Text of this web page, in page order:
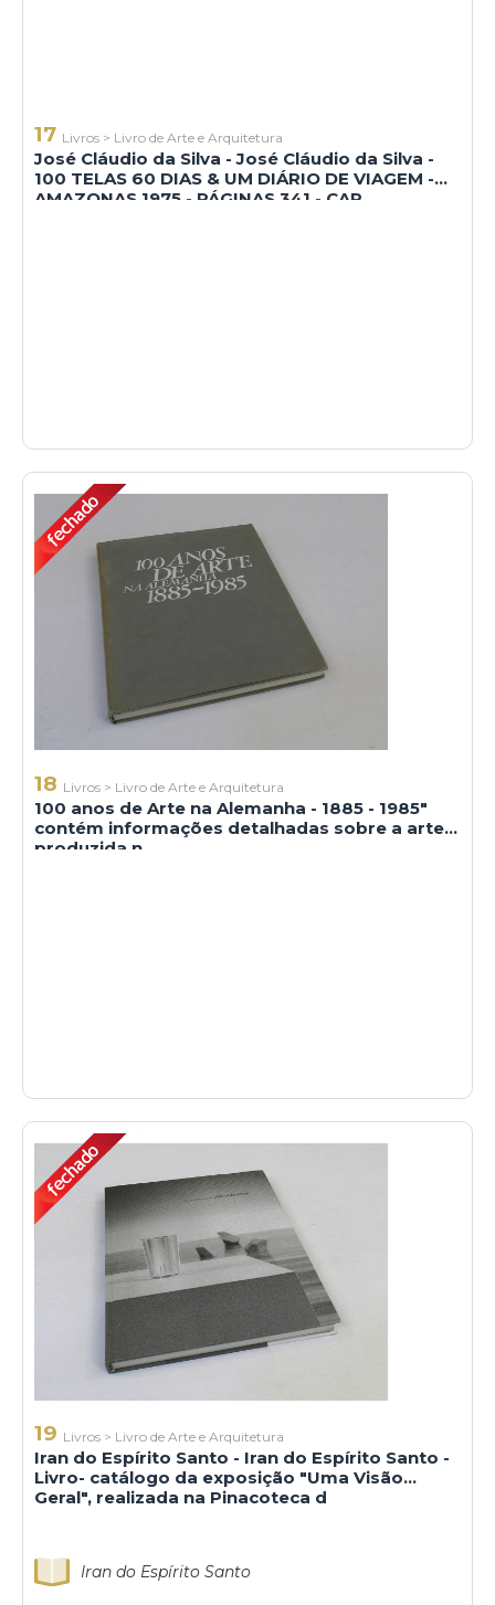
17 Livros > Livro de Arte e Arquitetura
José Cláudio da Silva - José Cláudio da Silva -
100 TELAS 60 DIAS & UM DIÁRIO DE VIAGEM -
AMAZONAS 1975 - PÁGINAS 341 - CAP
18 Livros > Livro de Arte e Arquitetura
100 anos de Arte na Alemanha - 1885 - 1985"
contém informações detalhadas sobre a arte
produzida n
19 Livros > Livro de Arte e Arquitetura
Iran do Espírito Santo - Iran do Espírito Santo -
Livro- catálogo da exposição "Uma Visão
Geral", realizada na Pinacoteca d
Iran do Espírito Santo